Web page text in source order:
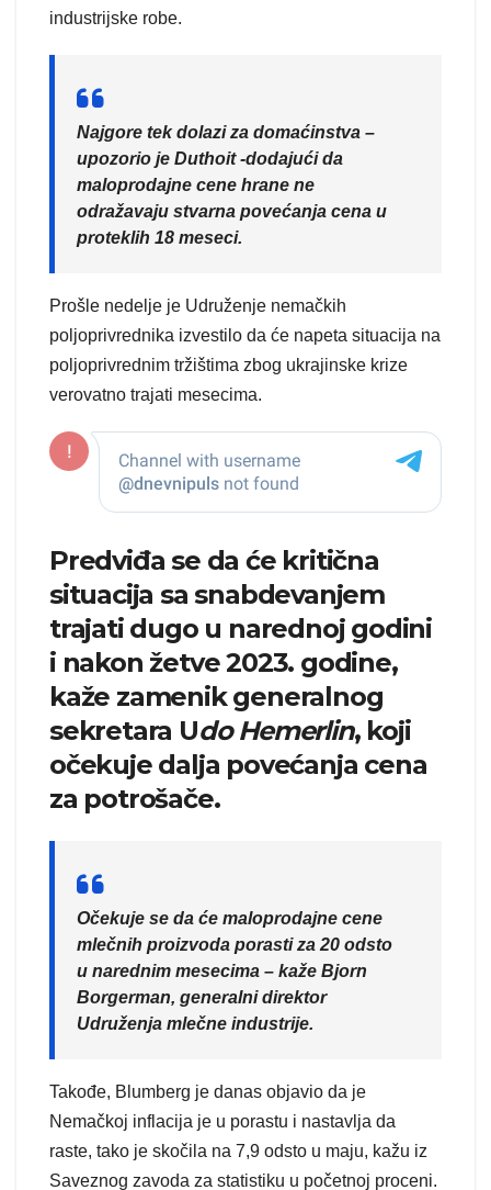
industrijske robe.
Najgore tek dolazi za domaćinstva –
upozorio je Duthoit -dodajući da
maloprodajne cene hrane ne
odražavaju stvarna povećanja cena u
proteklih 18 meseci.
Prošle nedelje je Udruženje nemačkih
poljoprivrednika izvestilo da će napeta situacija na
poljoprivrednim tržištima zbog ukrajinske krize
verovatno trajati mesecima.
Predviđa se da će kritična
situacija sa snabdevanjem
trajati dugo u narednoj godini
i nakon žetve 2023. godine,
kaže zamenik generalnog
sekretara Udo Hemerlin, koji
očekuje dalja povećanja cena
za potrošače.
Očekuje se da će maloprodajne cene
mlečnih proizvoda porasti za 20 odsto
u narednim mesecima – kaže Bjorn
Borgerman, generalni direktor
Udruženja mlečne industrije.
Takođe, Blumberg je danas objavio da je
Nemačkoj inflacija je u porastu i nastavlja da
raste, tako je skočila na 7,9 odsto u maju, kažu iz
Saveznog zavoda za statistiku u početnoj proceni.